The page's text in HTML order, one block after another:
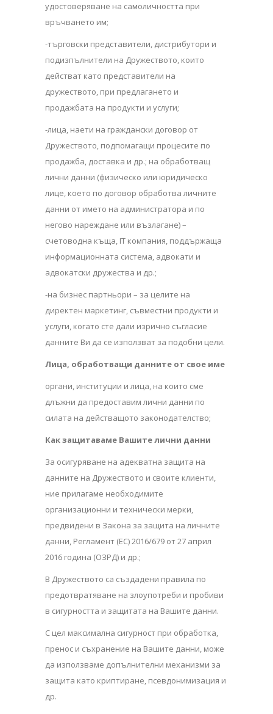
удостоверяване на самоличността при
връчването им;
-търговски представители, дистрибутори и
подизпълнители на Дружеството, които
действат като представители на
дружеството, при предлагането и
продажбата на продукти и услуги;
-лица, наети на граждански договор от
Дружеството, подпомагащи процесите по
продажба, доставка и др.; на обработващ
лични данни (физическо или юридическо
лице, което по договор обработва личните
данни от името на администратора и по
негово нареждане или възлагане) –
счетоводна къща, IT компания, поддържаща
информационната система, адвокати и
адвокатски дружества и др.;
-на бизнес партньори – за целите на
директен маркетинг, съвместни продукти и
услуги, когато сте дали изрично съгласие
данните Ви да се използват за подобни цели.
Лица, обработващи данните от свое име
органи, институции и лица, на които сме
длъжни да предоставим лични данни по
силата на действащото законодателство;
Как защитаваме Вашите лични данни
За осигуряване на адекватна защита на
данните на Дружеството и своите клиенти,
ние прилагаме необходимите
организационни и технически мерки,
предвидени в Закона за защита на личните
данни, Регламент (ЕС) 2016/679 от 27 април
2016 година (ОЗРД) и др.;
В Дружеството са създадени правила по
предотвратяване на злоупотреби и пробиви
в сигурността и защитата на Вашите данни.
С цел максимална сигурност при обработка,
пренос и съхранение на Вашите данни, може
да използваме допълнителни механизми за
защита като криптиране, псевдонимизация и
др.